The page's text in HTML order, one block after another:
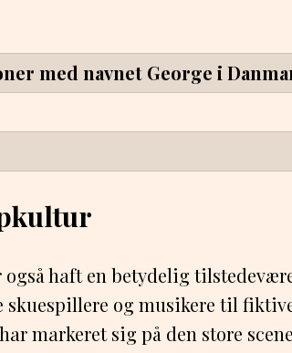
med navnet George i
også haft en betydelig
skuespillere og musikere til
markeret sig på den store